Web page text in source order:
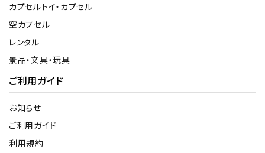
カプセルトイ・カプセル
空カプセル
レンタル
景品・文具・玩具
ご利用ガイド
お知らせ
ご利用ガイド
利用規約